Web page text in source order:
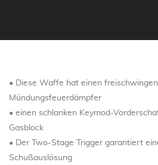
• Diese Waffe hat einen
Mündungsfeuerdämpfer
• einen schlanken Keymod-
Gasblock
• Der Two-Stage Trigger garantiert
Schußauslösung